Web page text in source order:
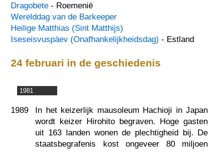
Dragobete - Roemenië
Werelddag van de Barkeeper
Heilige Matthias (Sint Matthijs)
Iseseisvuspäev (Onafhankelijkheidsdag) - Estland
24 februari in de geschiedenis
1981
1989
In het keizerlijk mausoleum Hachioji in Japan
wordt keizer Hirohito begraven. Hoge gasten
uit 163 landen wonen de plechtigheid bij. De
staatsbegrafenis kost ongeveer 80 miljoen